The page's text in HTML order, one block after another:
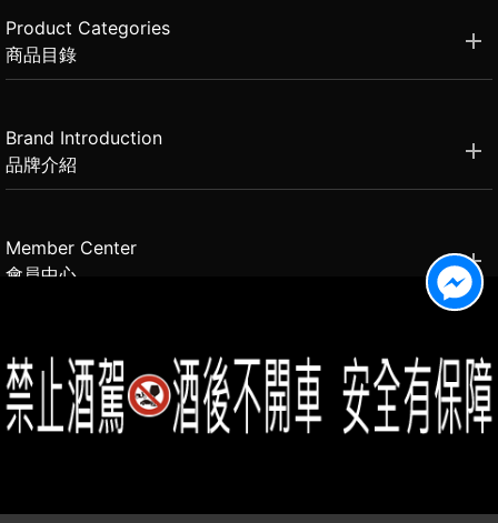
Product Categories
商品目錄
Brand Introduction
品牌介紹
Member Center
會員中心
2021思橙國際有限公司 版權所有 禁止轉貼節錄 All rights reserved.